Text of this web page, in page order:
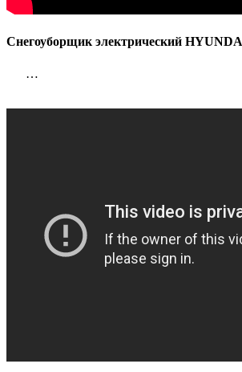
Снегоуборщик электрический
…